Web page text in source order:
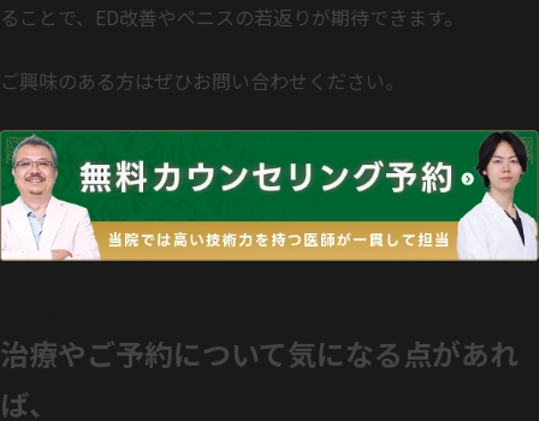
ることで、ED改善やペニスの若返りが期待できます。
ご興味のある方はぜひお問い合わせください。
治療やご予約について気になる点があれ
ば、